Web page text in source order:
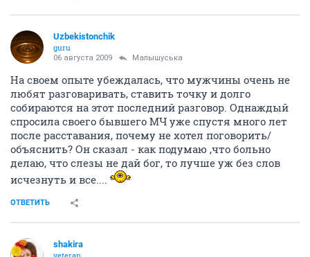
Uzbekistonchik
guru
06 августа 2009 Малышуська
На своем опыте убеждалась, что мужчины очень не
любят разговаривать, ставить точку и долго
собираются на этот последний разговор. Однаждый
спросила своего бывшего МЧ уже спустя много лет
после расставания, почему не хотел поговорить/
объяснить? Он сказал - как подумаю ,что больно
делаю, что слезы не дай бог, то лучше уж без слов
исчезнуть и все....
ОТВЕТИТЬ
shakira